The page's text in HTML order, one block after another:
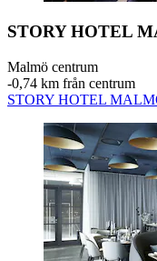
STORY HOTEL
Malmö centrum
‐0,74 km från centrum
STORY HOTEL